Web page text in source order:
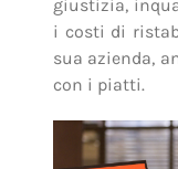
giustizia,
i costi di
sua azienda,
con i piatti.